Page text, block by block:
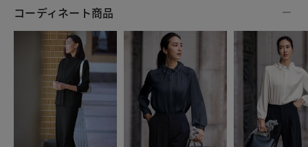
コーディネート商品